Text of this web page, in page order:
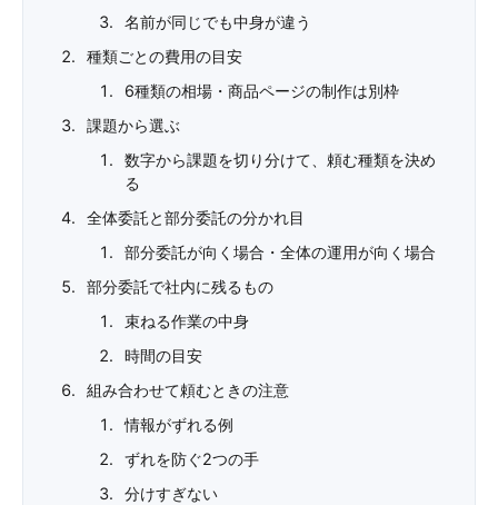
名前が同じでも中身が違う
種類ごとの費用の目安
6種類の相場・商品ページの制作は別枠
課題から選ぶ
数字から課題を切り分けて、頼む種類を決め
る
全体委託と部分委託の分かれ目
部分委託が向く場合・全体の運用が向く場合
部分委託で社内に残るもの
束ねる作業の中身
時間の目安
組み合わせて頼むときの注意
情報がずれる例
ずれを防ぐ2つの手
分けすぎない